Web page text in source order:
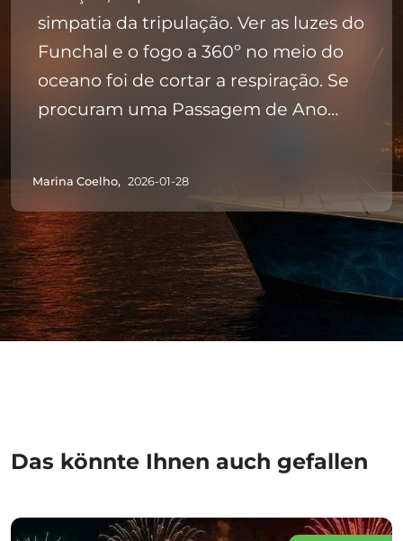
simpatia da tripulação. Ver as luzes do
Funchal e o fogo a 360º no meio do
oceano foi de cortar a respiração. Se
procuram uma Passagem de Ano
Marina Coelho, 2026-01-28
Das könnte Ihnen auch gefallen